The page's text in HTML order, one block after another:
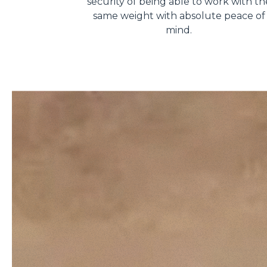
same weight with absolute peace of
mind.